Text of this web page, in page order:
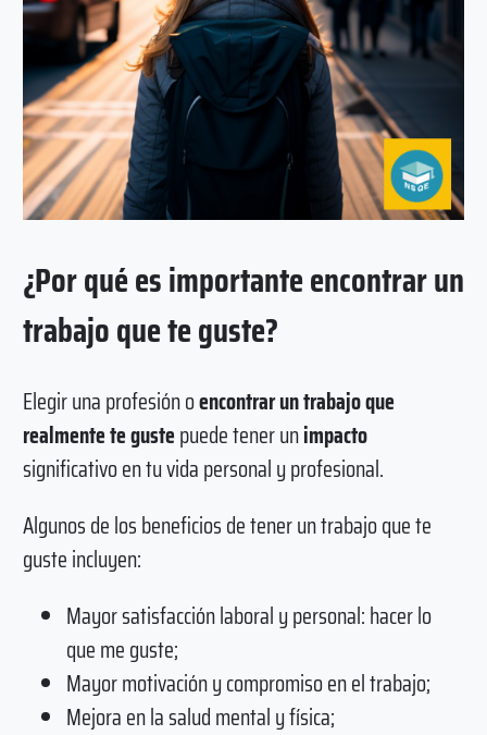
¿Por qué es importante encontrar un
trabajo que te guste?
Elegir una profesión oencontrar un trabajo que
realmente te gustepuede tener unimpacto
significativo en tu vida personal y profesional.
Algunos de los beneficios de tener un trabajo que te
guste incluyen:
Mayor satisfacción laboral y personal: hacer lo
que me guste;
Mayor motivación y compromiso en el trabajo;
Mejora en la salud mental y física;